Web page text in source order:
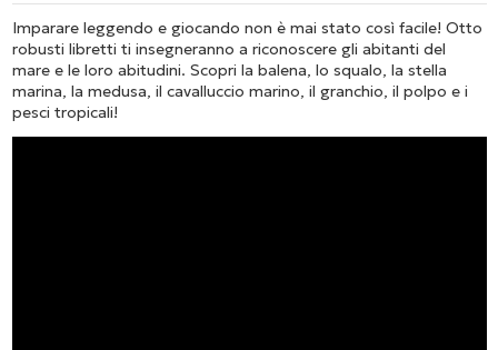
Imparare leggendo e giocando non è mai stato così facile! Otto
robusti libretti ti insegneranno a riconoscere gli abitanti del
mare e le loro abitudini. Scopri la balena, lo squalo, la stella
marina, la medusa, il cavalluccio marino, il granchio, il polpo e i
pesci tropicali!